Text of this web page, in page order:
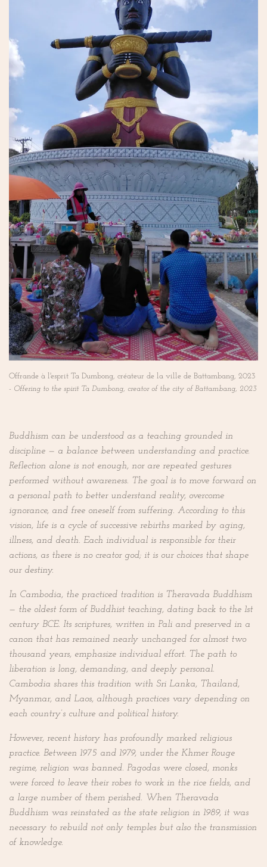
Offrande à l'esprit Ta Dumbong, créateur de la ville de Battambang, 2023
- Offering to the spirit Ta Dumbong, creator of the city of Battambang, 2023
Buddhism can be understood as a teaching grounded in
discipline — a balance between understanding and practice.
Reflection alone is not enough, nor are repeated gestures
performed without awareness. The goal is to move forward on
a personal path to better understand reality, overcome
ignorance, and free oneself from suffering. According to this
vision, life is a cycle of successive rebirths marked by aging,
illness, and death. Each individual is responsible for their
actions, as there is no creator god; it is our choices that shape
our destiny.
In Cambodia, the practiced tradition is Theravada Buddhism
— the oldest form of Buddhist teaching, dating back to the 1st
century BCE. Its scriptures, written in Pali and preserved in a
canon that has remained nearly unchanged for almost two
thousand years, emphasize individual effort. The path to
liberation is long, demanding, and deeply personal.
Cambodia shares this tradition with Sri Lanka, Thailand,
Myanmar, and Laos, although practices vary depending on
each country’s culture and political history.
However, recent history has profoundly marked religious
practice. Between 1975 and 1979, under the Khmer Rouge
regime, religion was banned. Pagodas were closed, monks
were forced to leave their robes to work in the rice fields, and
a large number of them perished. When Theravada
Buddhism was reinstated as the state religion in 1989, it was
necessary to rebuild not only temples but also the transmission
of knowledge.